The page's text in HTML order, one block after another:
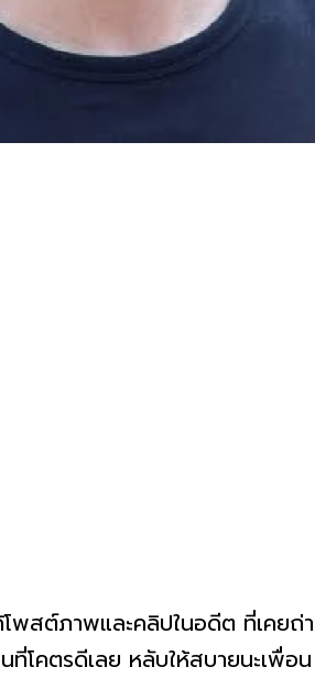
โพสต์ภาพและคลิปในอดีต ที่เคย
ที่โคตรดีเลย หลับให้สบายนะเพื่